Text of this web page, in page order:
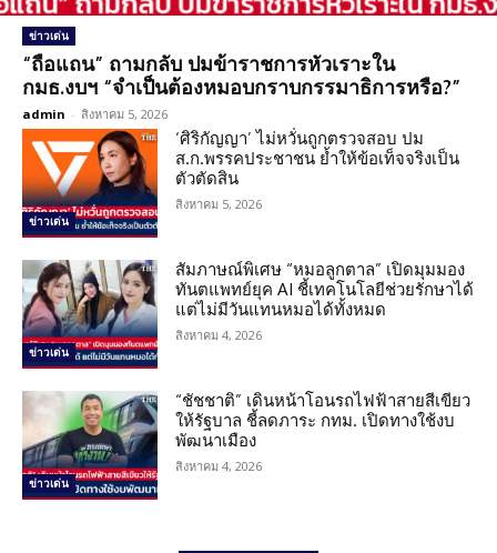
ข่าวเด่น
“ถือแถน” ถามกลับ ปมข้าราชการหัวเราะใน
กมธ.งบฯ “จำเป็นต้องหมอบกราบกรรมาธิการหรือ?”
admin - สิงหาคม 5, 2026
ข่าวเด่น
‘ศิริกัญญา’ ไม่หวั่นถูกตรวจสอบ ปม
ส.ก.พรรคประชาชน ย้ำให้ข้อเท็จจริงเป็น
ตัวตัดสิน
สิงหาคม 5, 2026
ข่าวเด่น
สัมภาษณ์พิเศษ “หมอลูกตาล” เปิดมุมมอง
ทันตแพทย์ยุค AI ชี้เทคโนโลยีช่วยรักษาได้
แต่ไม่มีวันแทนหมอได้ทั้งหมด
สิงหาคม 4, 2026
ข่าวเด่น
“ชัชชาติ” เดินหน้าโอนรถไฟฟ้าสายสีเขียว
ให้รัฐบาล ชี้ลดภาระ กทม. เปิดทางใช้งบ
พัฒนาเมือง
สิงหาคม 4, 2026